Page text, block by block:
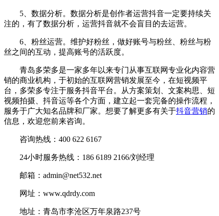
5、数据分析。数据分析是创作者运营抖音一定要持续关
注的，有了数据分析，运营抖音就不会盲目的去运营。
6、粉丝运营。维护好粉丝，做好账号与粉丝、粉丝与粉
丝之间的互动，提高账号的活跃度。
青岛多荣多是一家多年以来专门从事互联网专业化内容营
销的商业机构，于初始的互联网营销发展至今，在短视频平
台，多荣多专注于服务抖音平台。从方案策划、文案构思、短
视频拍摄、抖音运等各个方面，建立起一套完备的操作流程，
服务于广大知名品牌和厂家。想要了解更多有关于抖音营销的
信息，欢迎您前来咨询。
咨询热线：400 622 6167
24小时服务热线：186 6189 2166/刘经理
邮箱：admin@net532.net
网址：www.qdrdy.com
地址：青岛市李沧区万年泉路237号